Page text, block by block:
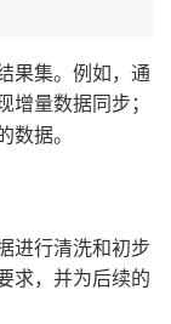
果集。例如，通
增量数据同步；
数据。
进行清洗和初步
求，并为后续的